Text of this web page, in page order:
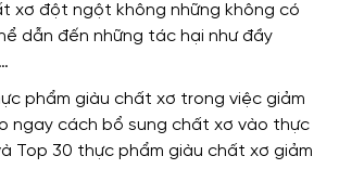
xơ đột ngột không những không có
dẫn đến những tác hại như đầy